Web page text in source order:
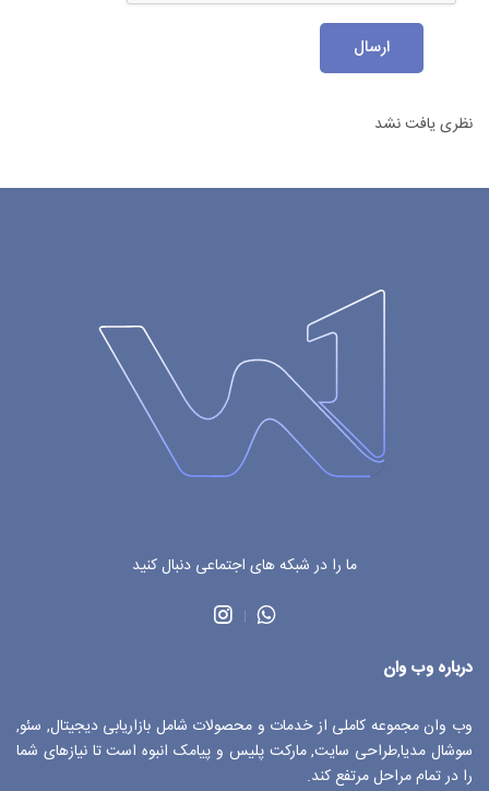
ارسال
نظری یافت نشد
درباره وب وان
وب وان مجموعه کاملی از خدمات و محصولات شامل بازاریابی دیجیتال, سئو,
سوشال مدیا,طراحی سایت, مارکت پلیس و پیامک انبوه است تا نیازهای شما
را در تمام مراحل مرتفع کند.
ما را در شبکه های اجتماعی دنبال کنید